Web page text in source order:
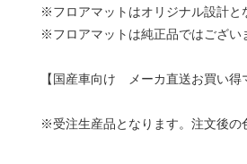
※フロアマットはオリジナル設計と
※フロアマットは純正品ではござい
【国産車向け メーカ直送お買い得
※受注生産品となります。注文後の